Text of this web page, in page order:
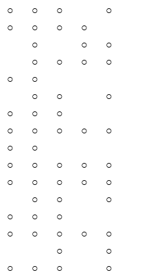
○ ○ ○
○
○ ○ ○
○
○ ○
○
○ ○ ○
○
○
○
○ ○
○
○ ○ ○
○ ○ ○ ○
○
○
○
○ ○ ○ ○
○
○ ○ ○ ○
○
○ ○
○
○ ○
○
○ ○ ○ ○
○
○
○
○ ○ ○ ○